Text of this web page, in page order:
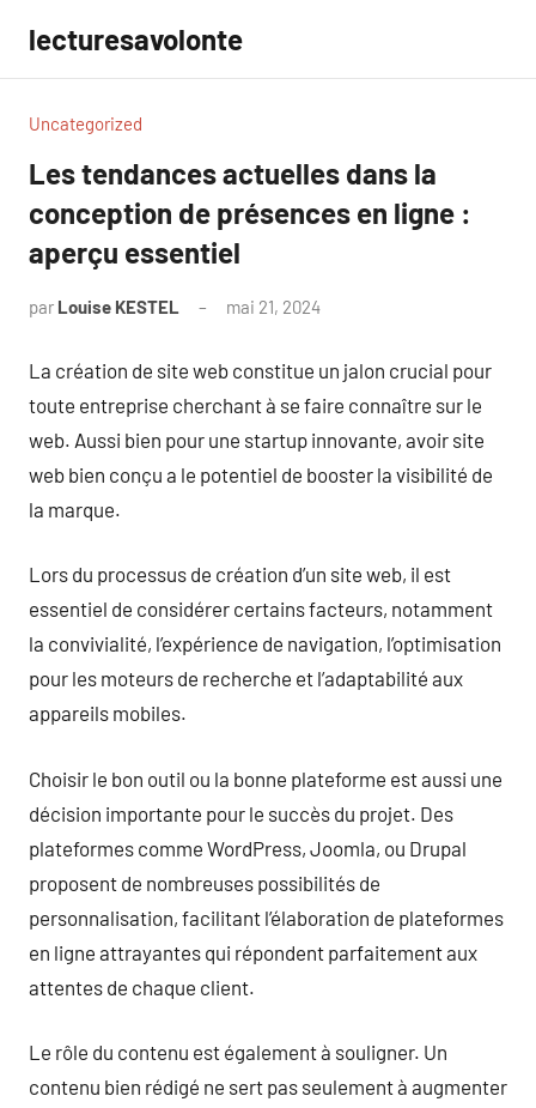
contenu
lecturesavolonte
Uncategorized
Les tendances actuelles dans la
conception de présences en ligne :
aperçu essentiel
par Louise KESTEL mai 21, 2024
La création de site web constitue un jalon crucial pour
toute entreprise cherchant à se faire connaître sur le
web. Aussi bien pour une startup innovante, avoir site
web bien conçu a le potentiel de booster la visibilité de
la marque.
Lors du processus de création d’un site web, il est
essentiel de considérer certains facteurs, notamment
la convivialité, l’expérience de navigation, l’optimisation
pour les moteurs de recherche et l’adaptabilité aux
appareils mobiles.
Choisir le bon outil ou la bonne plateforme est aussi une
décision importante pour le succès du projet. Des
plateformes comme WordPress, Joomla, ou Drupal
proposent de nombreuses possibilités de
personnalisation, facilitant l’élaboration de plateformes
en ligne attrayantes qui répondent parfaitement aux
attentes de chaque client.
Le rôle du contenu est également à souligner. Un
contenu bien rédigé ne sert pas seulement à augmenter